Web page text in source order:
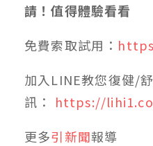
請！值得體驗看看
免費索取試用：
加入LINE教您復健/
訊： https://
更多引新聞報導